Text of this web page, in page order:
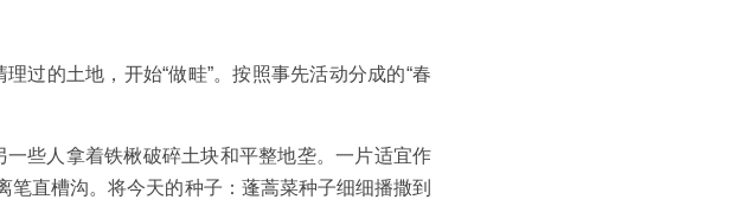
过的土地，开始“做畦”。按照事先活动分成的“春
些人拿着铁楸破碎土块和平整地垄。一片适宜作
笔直槽沟。将今天的种子：蓬蒿菜种子细细播撒到